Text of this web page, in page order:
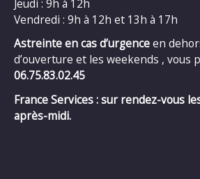
Jeudi : 9h à 12h
Vendredi : 9h à 12h et 13h à 17h
Astreinte en cas d’urgenceen
d’ouverture et les weekends , vous
06.75.83.02.45
France Services : sur rendez-vous
après-midi.